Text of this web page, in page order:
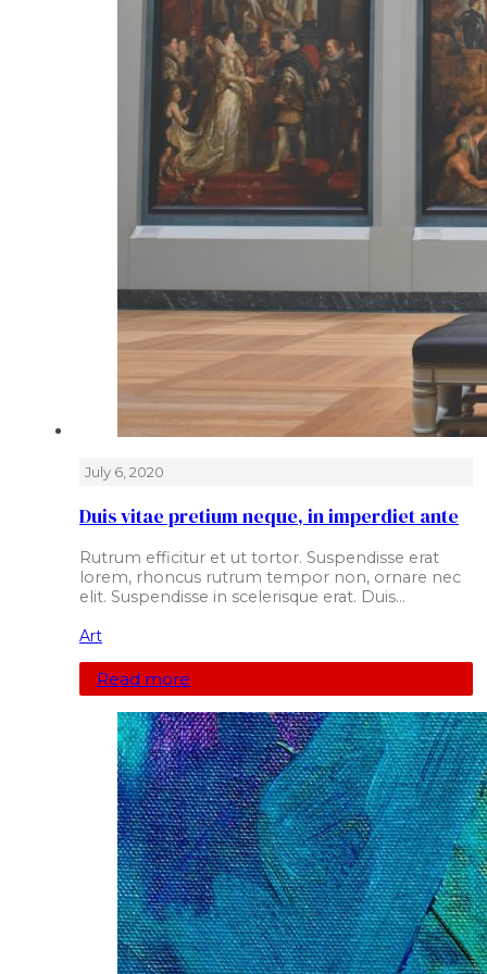
July 6, 2020
Duis vitae pretium neque, in imperdiet ante
Rutrum efficitur et ut tortor. Suspendisse erat
lorem, rhoncus rutrum tempor non, ornare nec
elit. Suspendisse in scelerisque erat. Duis…
Art
Read more